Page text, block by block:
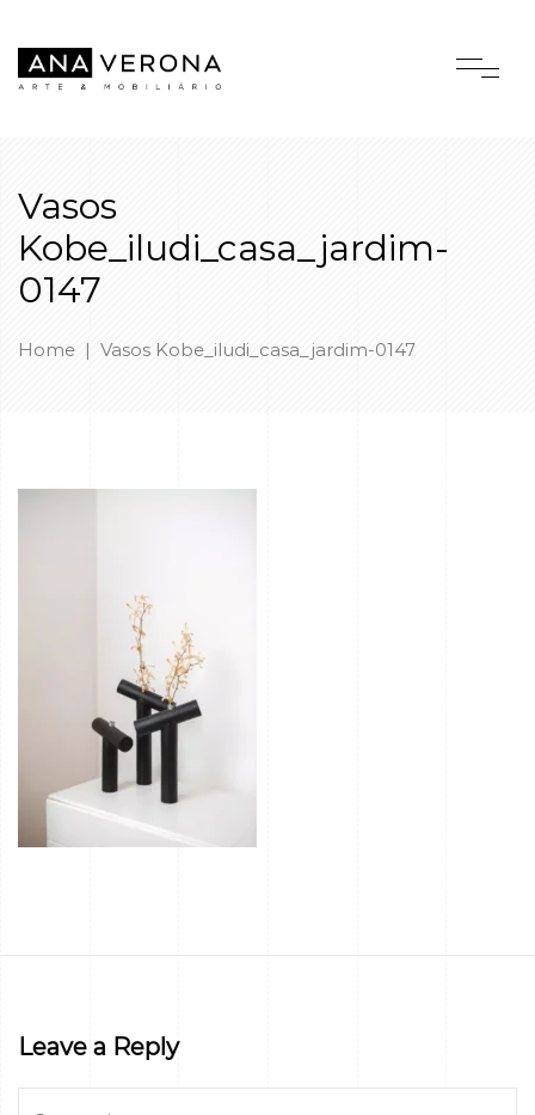
Vasos
Kobe_iludi_casa_jardim-
0147
Home | Vasos Kobe_iludi_casa_jardim-0147
Leave a Reply